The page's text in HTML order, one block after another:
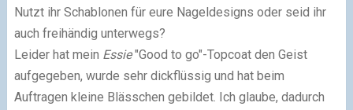
Nutzt ihr Schablonen für eure Nageldesigns oder seid ihr
auch freihändig unterwegs?
Leider hat mein Essie"Good to go"-Topcoat den Geist
aufgegeben, wurde sehr dickflüssig und hat beim
Auftragen kleine Blässchen gebildet. Ich glaube, dadurch